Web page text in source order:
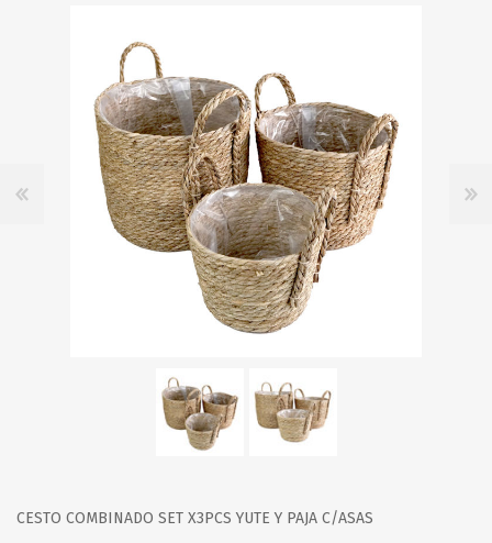
CESTO COMBINADO SET X3PCS YUTE Y PAJA C/ASAS